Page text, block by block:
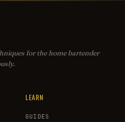
for the home bartender
LEARN
GUIDES